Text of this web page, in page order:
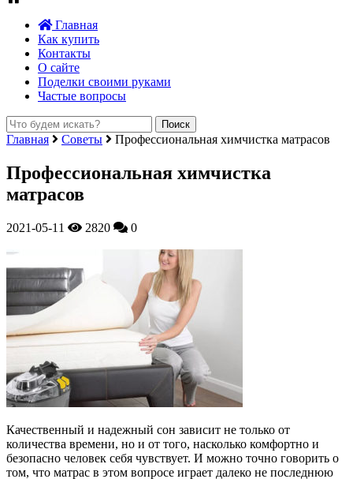
Главная
Как купить
Контакты
О сайте
Поделки своими руками
Частые вопросы
Главная Советы Профессиональная химчистка матрасов
Профессиональная химчистка
матрасов
2021-05-11 2820 0
Качественный и надежный сон зависит не только от
количества времени, но и от того, насколько комфортно и
безопасно человек себя чувствует. И можно точно говорить о
том, что матрас в этом вопросе играет далеко не последнюю